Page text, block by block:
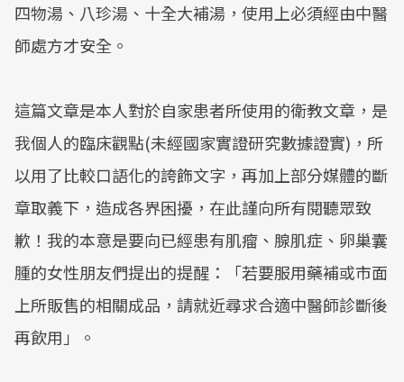
四物湯、八珍湯、十全大補湯，使用上必須經由中醫
師處方才安全。
這篇文章是本人對於自家患者所使用的衛教文章，是
我個人的臨床觀點(未經國家實證研究數據證實)，所
以用了比較口語化的誇飾文字，再加上部分媒體的斷
章取義下，造成各界困擾，在此謹向所有閱聽眾致
歉！我的本意是要向已經患有肌瘤、腺肌症、卵巢囊
腫的女性朋友們提出的提醒：「若要服用藥補或市面
上所販售的相關成品，請就近尋求合適中醫師診斷後
再飲用」。